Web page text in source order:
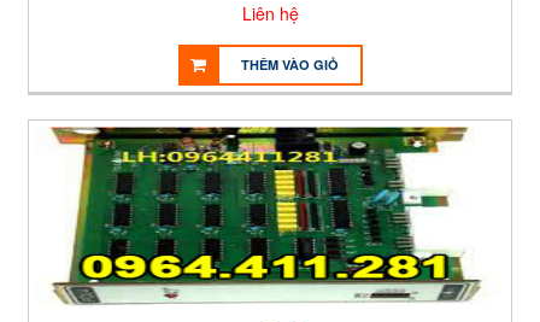
Liên hệ
THÊM VÀO GIỎ